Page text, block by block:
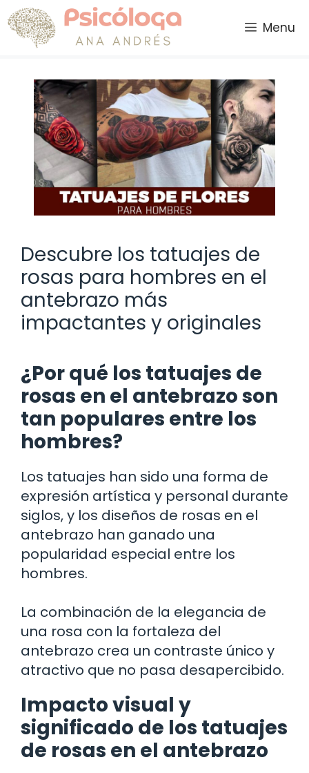
Saltar
al
contenido
Menu
Descubre los tatuajes de
rosas para hombres en el
antebrazo más
impactantes y originales
¿Por qué los tatuajes de
rosas en el antebrazo son
tan populares entre los
hombres?
Los tatuajes han sido una forma de
expresión artística y personal durante
siglos, y los diseños de rosas en el
antebrazo han ganado una
popularidad especial entre los
hombres.
La combinación de la elegancia de
una rosa con la fortaleza del
antebrazo crea un contraste único y
atractivo que no pasa desapercibido.
Impacto visual y
significado de los tatuajes
de rosas en el antebrazo